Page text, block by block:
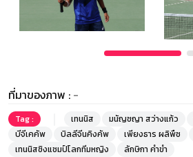
ที่มาของภาพ : -
Tag : เทนนิส มนัญชญา สว่างแก้ว
บีจีเคคัพ
บิลลีจีนคิงคัพ เพียงธาร ผลิพืช
เทนนิสชิงแชมป์โลกทีมหญิง
ลักษิกา คำขำ